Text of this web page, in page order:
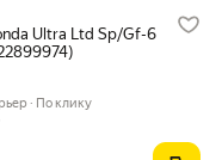
Ultra Ltd Sp/Gf-6
9211 ₽ вместо
По клику